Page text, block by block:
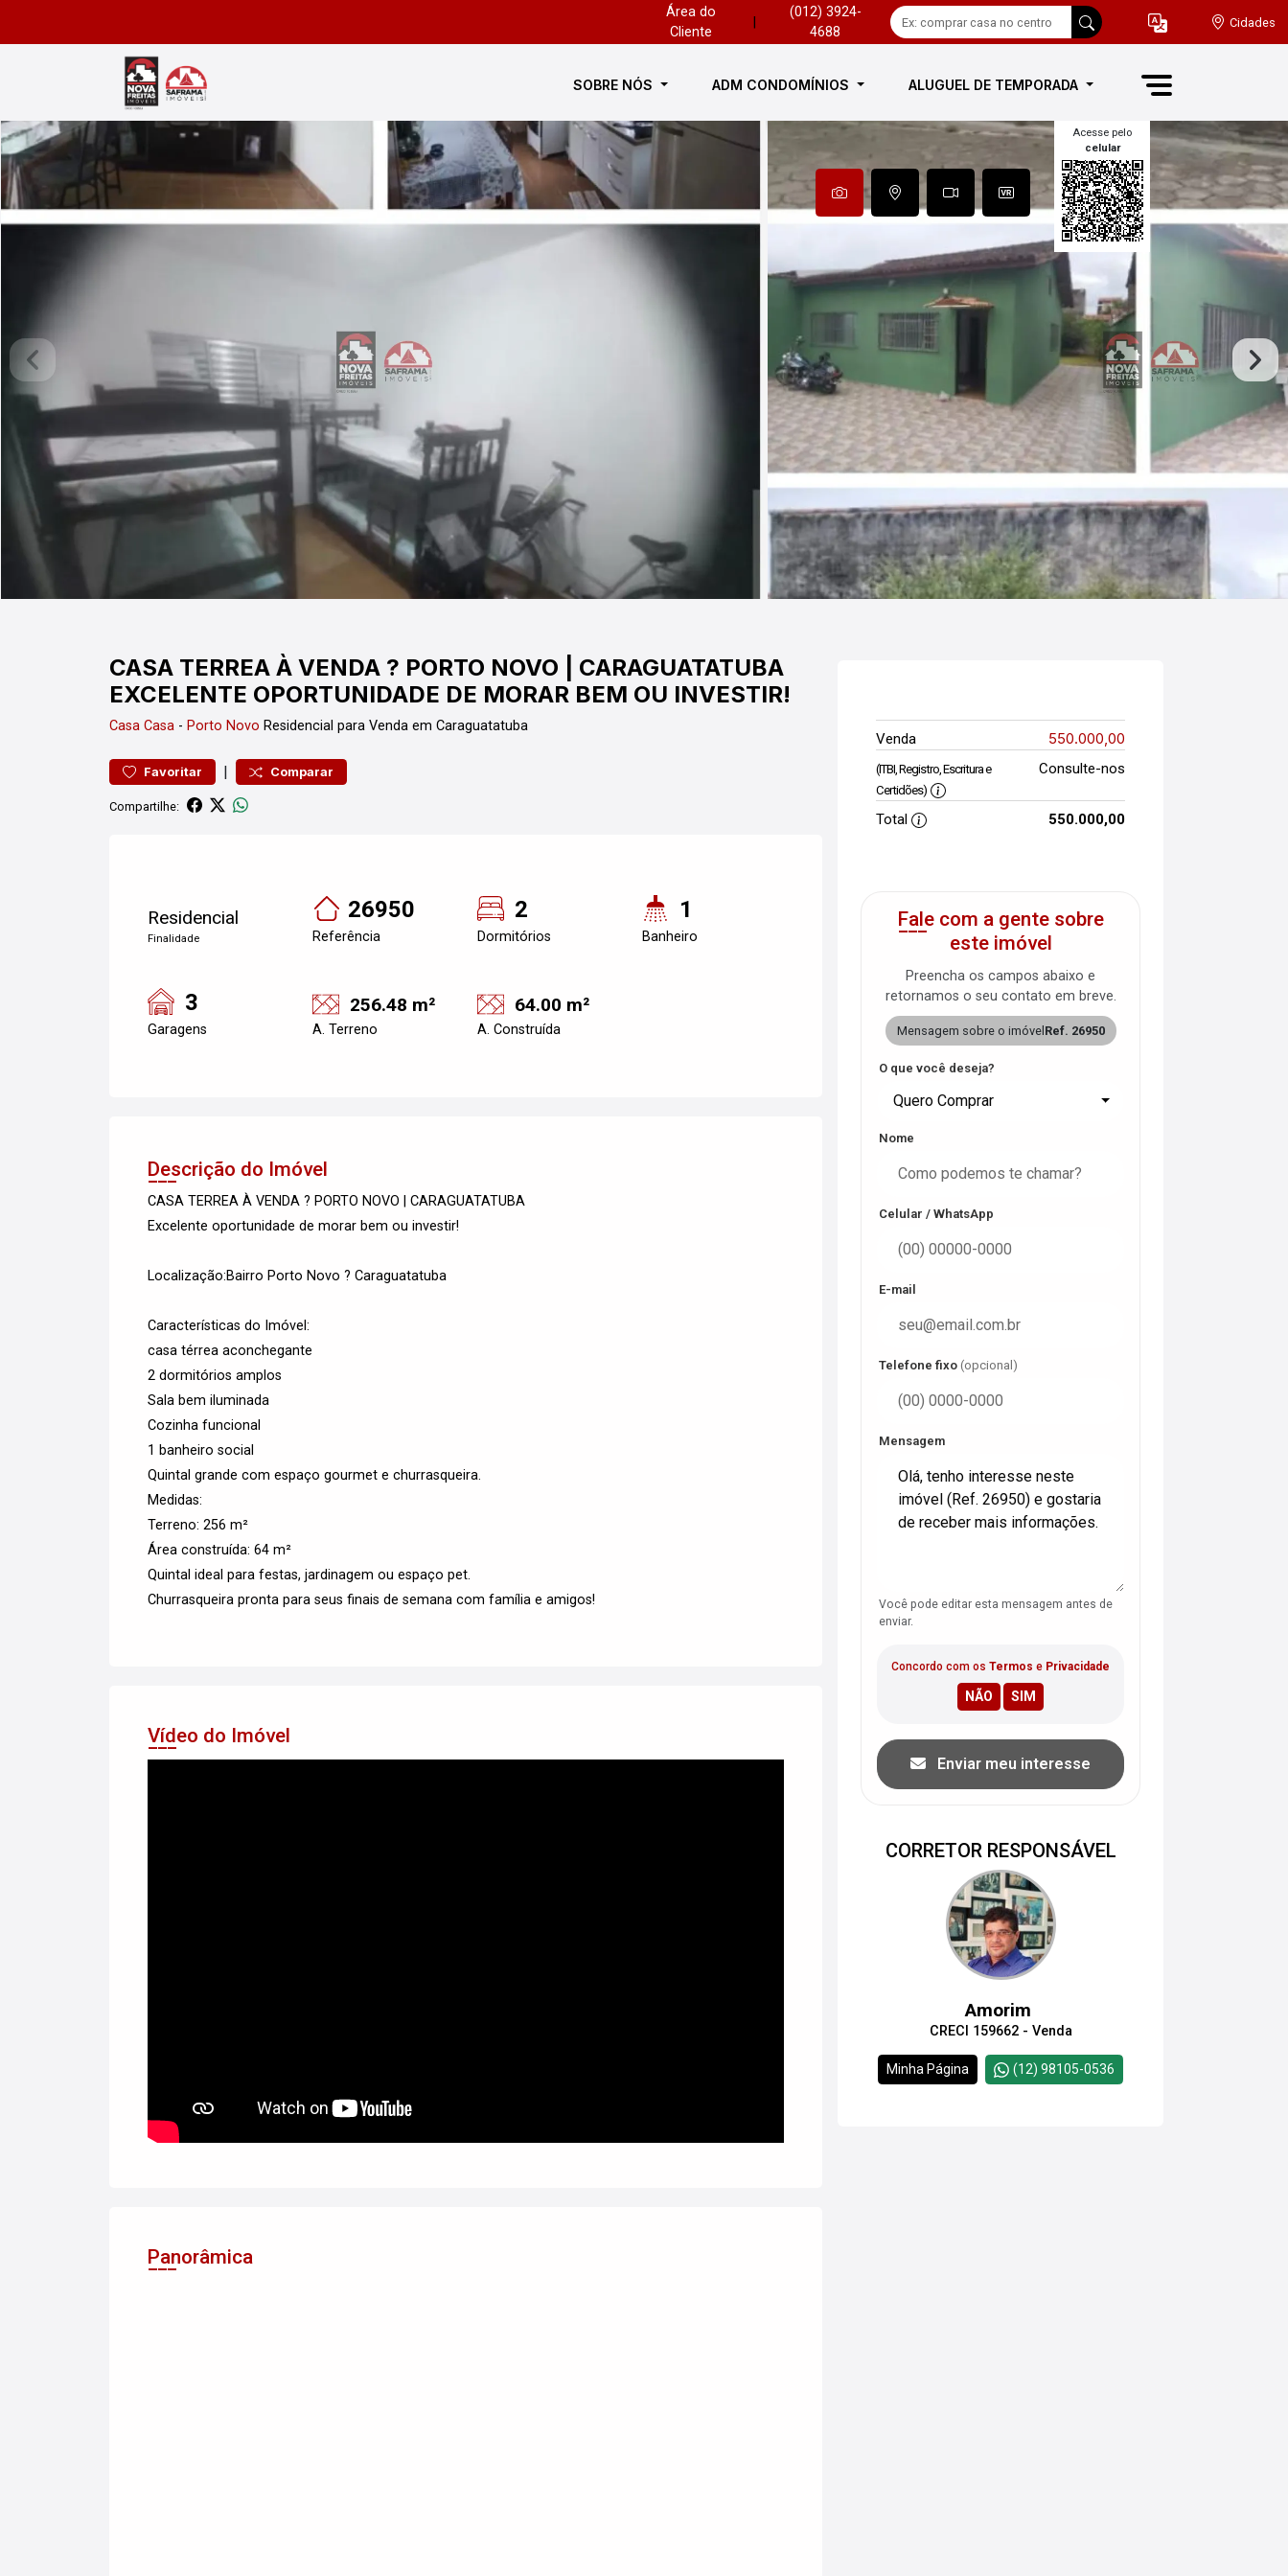
Área do
Cliente
(012) 3924-
4688
Cidades
SOBRE NÓS ADM CONDOMÍNIOS ALUGUEL DE TEMPORADA
Acesse pelo
celular
CASA TERREA À VENDA ? PORTO NOVO | CARAGUATATUBA
EXCELENTE OPORTUNIDADE DE MORAR BEM OU INVESTIR!
Casa Casa - Porto Novo Residencial para Venda em Caraguatatuba
Favoritar | Comparar
Compartilhe:
Residencial
Finalidade
26950
Referência
2
Dormitórios
1
Banheiro
3
Garagens
256.48 m²
A. Terreno
64.00 m²
A. Construída
Descrição do Imóvel
CASA TERREA À VENDA ? PORTO NOVO | CARAGUATATUBA
Excelente oportunidade de morar bem ou investir!
Localização:Bairro Porto Novo ? Caraguatatuba
Características do Imóvel:
casa térrea aconchegante
2 dormitórios amplos
Sala bem iluminada
Cozinha funcional
1 banheiro social
Quintal grande com espaço gourmet e churrasqueira.
Medidas:
Terreno: 256 m²
Área construída: 64 m²
Quintal ideal para festas, jardinagem ou espaço pet.
Churrasqueira pronta para seus finais de semana com família e amigos!
Vídeo do Imóvel
Panorâmica
Venda 550.000,00
(ITBI, Registro, Escritura e
Certidões)
Consulte-nos
Total 550.000,00
Fale com a gente sobre
este imóvel
Preencha os campos abaixo e
retornamos o seu contato em breve.
Mensagem sobre o imóvel Ref. 26950
O que você deseja?
Quero Comprar
Nome
Celular / WhatsApp
E-mail
Telefone fixo (opcional)
Mensagem
Você pode editar esta mensagem antes de
enviar.
Concordo com os Termos e Privacidade
Enviar meu interesse
CORRETOR RESPONSÁVEL
Amorim
CRECI 159662 - Venda
Minha Página (12) 98105-0536